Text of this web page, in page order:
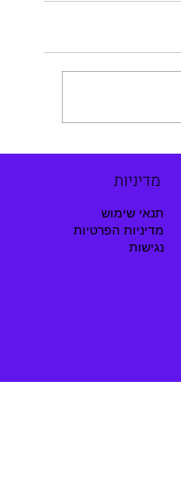
מדיניות
תנאי שימוש
מדיניות הפרטיות
נגישות